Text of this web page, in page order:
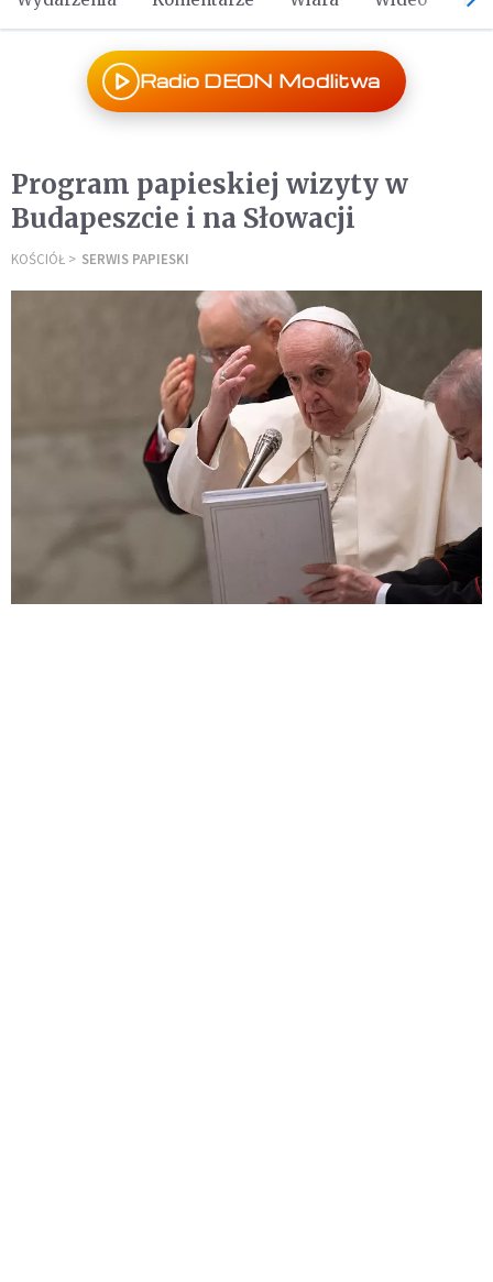
Radio DEON Modlitwa
Program papieskiej wizyty w
Budapeszcie i na Słowacji
KOŚCIÓŁ SERWIS PAPIESKI